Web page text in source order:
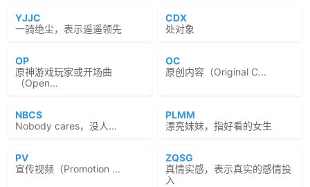
YJJC
一骑绝尘，表示遥遥领先
CDX
处对象
OP
原神游戏玩家或开场曲
（Open...
OC
原创内容（Original C...
NBCS
Nobody cares，没人...
PLMM
漂亮妹妹，指好看的女生
PV
宣传视频（Promotion ...
ZQSG
真情实感，表示真实的感情投
入